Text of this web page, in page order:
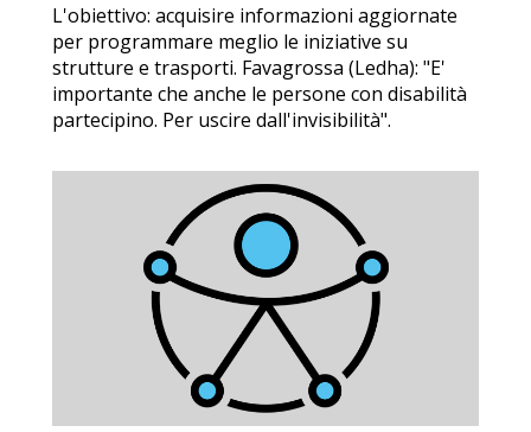
L'obiettivo: acquisire informazioni aggiornate
per programmare meglio le iniziative su
strutture e trasporti. Favagrossa (Ledha): "E'
importante che anche le persone con disabilità
partecipino. Per uscire dall'invisibilità".